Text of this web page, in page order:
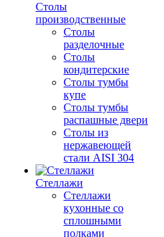
Столы
производственные
Столы
разделочные
Столы
кондитерские
Столы тумбы
купе
Столы тумбы
распашные двери
Столы из
нержавеющей
стали AISI 304
Стеллажи
Стеллажи
кухонные со
сплошными
полками